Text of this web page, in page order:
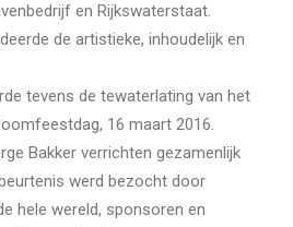
en Rijkswaterstaat.
de artistieke, inhoudelijk en
tevens de tewaterlating van het
16 maart 2016.
Bakker verrichten gezamenlijk
werd bezocht door
hele wereld, sponsoren en